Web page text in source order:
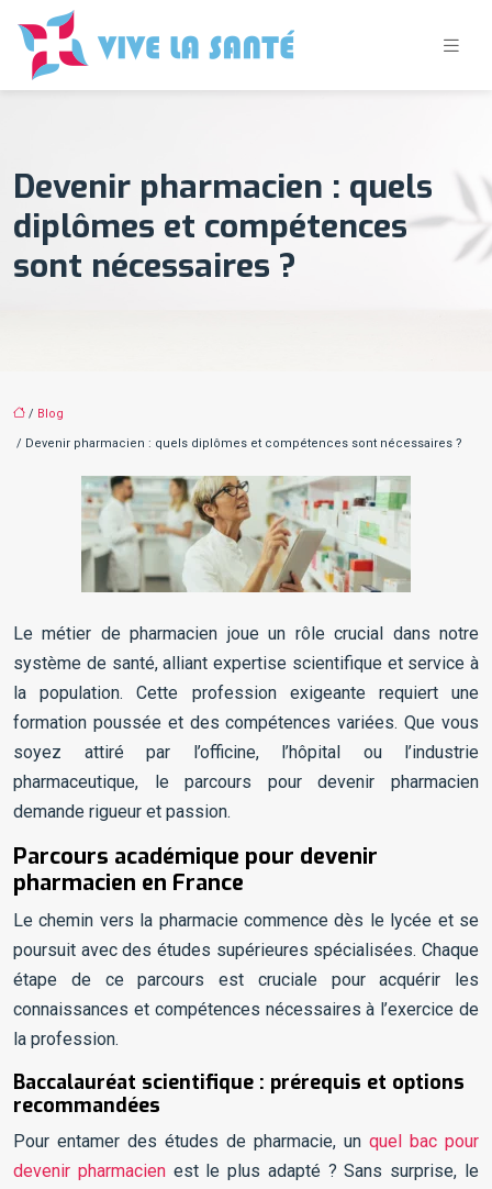
Devenir pharmacien : quels
diplômes et compétences
sont nécessaires ?
/ Blog
/ Devenir pharmacien : quels diplômes et compétences sont nécessaires ?
Le métier de pharmacien joue un rôle crucial dans notre
système de santé, alliant expertise scientifique et service à
la population. Cette profession exigeante requiert une
formation poussée et des compétences variées. Que vous
soyez attiré par l’officine, l’hôpital ou l’industrie
pharmaceutique, le parcours pour devenir pharmacien
demande rigueur et passion.
Parcours académique pour devenir
pharmacien en France
Le chemin vers la pharmacie commence dès le lycée et se
poursuit avec des études supérieures spécialisées. Chaque
étape de ce parcours est cruciale pour acquérir les
connaissances et compétences nécessaires à l’exercice de
la profession.
Baccalauréat scientifique : prérequis et options
recommandées
Pour entamer des études de pharmacie, un quel bac pour
devenir pharmacienest le plus adapté ? Sans surprise, le